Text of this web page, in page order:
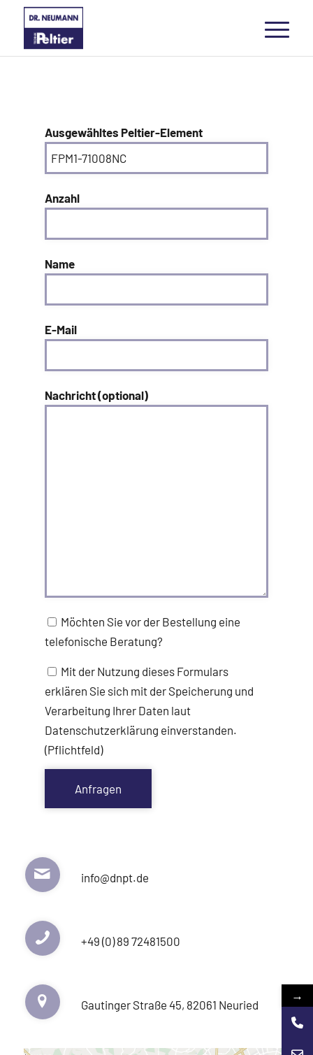
Ausgewähltes Peltier-Element
Anzahl
Name
E-Mail
Nachricht (optional)
Möchten Sie vor der Bestellung eine
telefonische Beratung?
Mit der Nutzung dieses Formulars
erklären Sie sich mit der Speicherung und
Verarbeitung Ihrer Daten laut
Datenschutzerklärung einverstanden.
(Pflichtfeld)
info@dnpt.de
+49 (0) 89 72481500
Gautinger Straße 45, 82061 Neuried
→